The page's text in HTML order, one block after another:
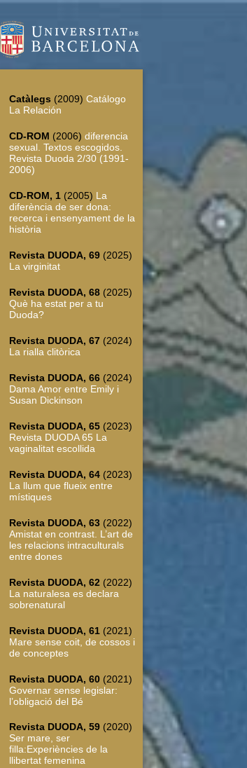
Catàlegs (2009)Catálogo
La Relación
CD-ROM (2006)diferencia
sexual. Textos escogidos.
Revista Duoda 2/30 (1991-
2006)
CD-ROM, 1 (2005) La
diferència de ser dona:
recerca i ensenyament de la
història
Revista DUODA, 69 (2025)
La virginitat
Revista DUODA, 68 (2025)
Què ha estat per a tu
Duoda?
Revista DUODA, 67 (2024)
La rialla clitòrica
Revista DUODA, 66 (2024)
Dama Amor entre Emily i
Susan Dickinson
Revista DUODA, 65 (2023)
Revista DUODA 65 La
vaginalitat escollida
Revista DUODA, 64 (2023)
La llum que flueix entre
místiques
Revista DUODA, 63 (2022)
Amistat en contrast. L’art de
les relacions intraculturals
entre dones
Revista DUODA, 62 (2022)
La naturalesa es declara
sobrenatural
Revista DUODA, 61 (2021)
Mare sense coit, de cossos i
de conceptes
Revista DUODA, 60 (2021)
Governar sense legislar:
l’obligació del Bé
Revista DUODA, 59 (2020)
Ser mare, ser
filla:Experiències de la
llibertat femenina